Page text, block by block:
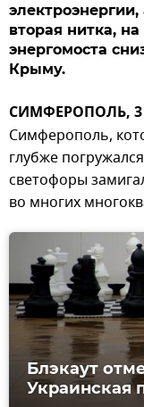
вторая нитка,
энергомоста
Крыму.
СИМФЕРОПОЛЬ, 3
Симферополь,
глубже
светофоры
во многих
Блэкаут
Украинская